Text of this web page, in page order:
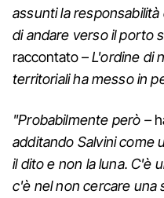
assunti la
di andare verso il porto
raccontato –L'ordine di
territoriali ha messo in
"Probabilmente però –
additando Salvini come
il dito e non la luna. C'è
c'è nel non cercare una